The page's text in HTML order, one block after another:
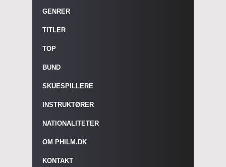
GENRER
TITLER
TOP
BUND
SKUESPILLERE
INSTRUKTØRER
NATIONALITETER
OM PHILM.DK
KONTAKT